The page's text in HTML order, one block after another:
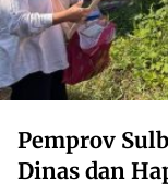
Pemprov
Dinas dan